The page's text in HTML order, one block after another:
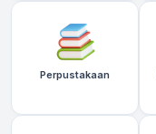
Perpustakaan